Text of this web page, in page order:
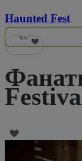
Haunted Fest
60